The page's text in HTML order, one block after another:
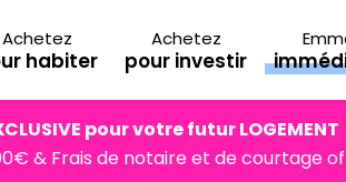
Achetez
habiter
Achetez
pour investir
pour votre futur LOGEMENT
& Frais de notaire et de courtage
Bouches-du-Rhône Châteaurenard